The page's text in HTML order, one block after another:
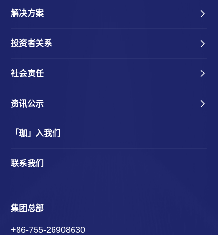
集团总部
+86-755-26908630
解决方案
投资者关系
社会责任
资讯公示
「珈」入我们
联系我们